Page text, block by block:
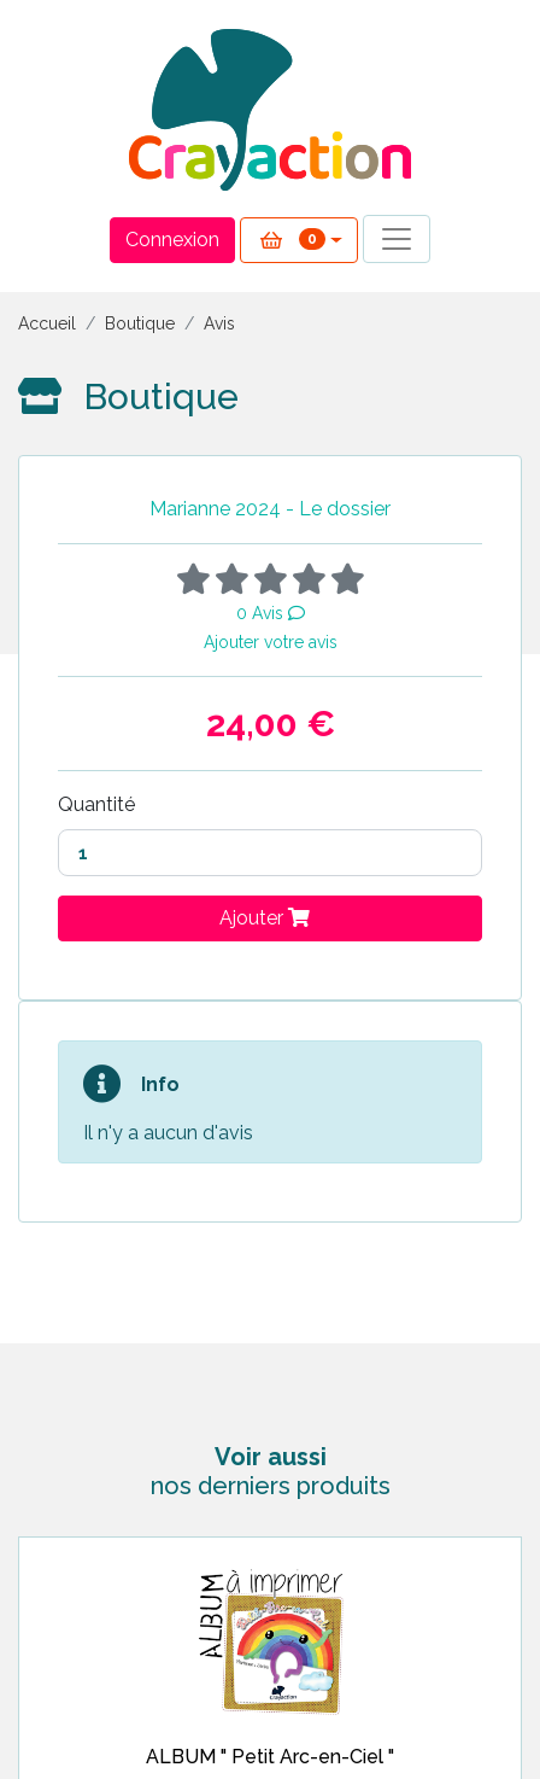
Connexion 0
Accueil Boutique Avis
Boutique
Marianne 2024 - Le dossier
0 Avis
Ajouter votre avis
24,00 €
Quantité
Ajouter
Info
Il n'y a aucun d'avis
Voir aussi
nos derniers produits
ALBUM " Petit Arc-en-Ciel "